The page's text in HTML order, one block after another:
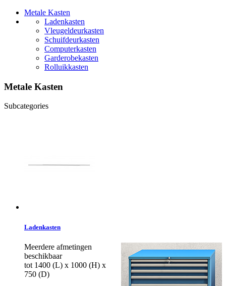
Metale Kasten
Ladenkasten
Vleugeldeurkasten
Schuifdeurkasten
Computerkasten
Garderobekasten
Rolluikkasten
Metale Kasten
Subcategories
Ladenkasten
Meerdere afmetingen
beschikbaar
tot 1400 (L) x 1000 (H) x
750 (D)